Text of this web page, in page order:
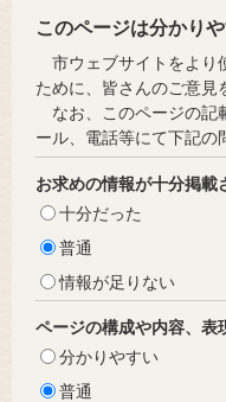
このページは分かり
市ウェブサイトをより
ために、皆さんのご意見
なお、このページの記
ール、電話等にて下記の
お求めの情報が十分掲載
十分だった
普通
情報が足りない
ページの構成や内容、表
分かりやすい
普通